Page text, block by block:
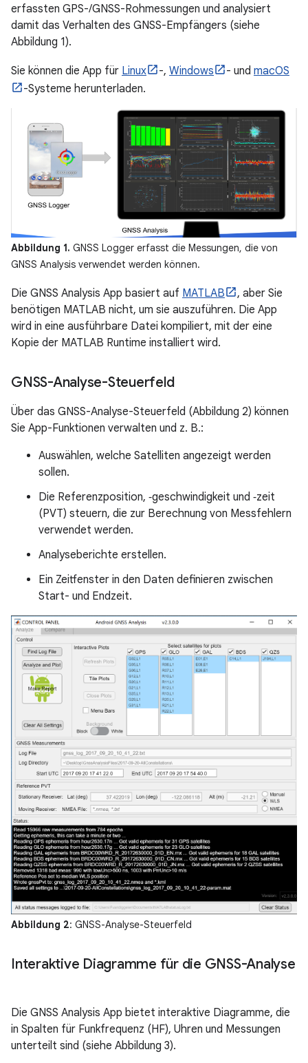
erfassten GPS-/GNSS-Rohmessungen und analysiert
damit das Verhalten des GNSS-Empfängers (siehe
Abbildung 1).
Sie können die App für Linux -, Windows - und macOS
-Systeme herunterladen.
Abbildung 1. GNSS Logger erfasst die Messungen, die von
GNSS Analysis verwendet werden können.
Die GNSS Analysis App basiert auf MATLAB
, aber Sie
benötigen MATLAB nicht, um sie auszuführen. Die App
wird in eine ausführbare Datei kompiliert, mit der eine
Kopie der MATLAB Runtime installiert wird.
GNSS-Analyse-Steuerfeld
Über das GNSS-Analyse-Steuerfeld (Abbildung 2) können
Sie App-Funktionen verwalten und z. B.:
Auswählen, welche Satelliten angezeigt werden
sollen.
Die Referenzposition, ‑geschwindigkeit und ‑zeit
(PVT) steuern, die zur Berechnung von Messfehlern
verwendet werden.
Analyseberichte erstellen.
Ein Zeitfenster in den Daten definieren zwischen
Start- und Endzeit.
Abbildung 2: GNSS-Analyse-Steuerfeld
Interaktive Diagramme für die GNSS-Analyse
Die GNSS Analysis App bietet interaktive Diagramme, die
in Spalten für Funkfrequenz (HF), Uhren und Messungen
unterteilt sind (siehe Abbildung 3).